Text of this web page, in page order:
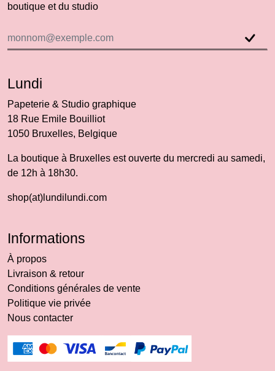
boutique et du studio
Lundi
Papeterie & Studio graphique
18 Rue Emile Bouilliot
1050 Bruxelles, Belgique
La boutique à Bruxelles est ouverte du mercredi au samedi,
de 12h à 18h30.
shop(at)lundilundi.com
Informations
À propos
Livraison & retour
Conditions générales de vente
Politique vie privée
Nous contacter